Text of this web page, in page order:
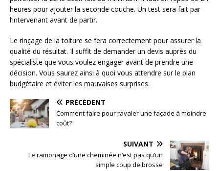
heures pour ajouter la seconde couche. Un test sera fait par
l’intervenant avant de partir.
Le rinçage de la toiture se fera correctement pour assurer la
qualité du résultat. Il suffit de demander un devis auprès du
spécialiste que vous voulez engager avant de prendre une
décision. Vous saurez ainsi à quoi vous attendre sur le plan
budgétaire et éviter les mauvaises surprises.
PRÉCÉDENT
Comment faire pour ravaler une façade à moindre
coût?
SUIVANT
Le ramonage d’une cheminée n’est pas qu’un
simple coup de brosse